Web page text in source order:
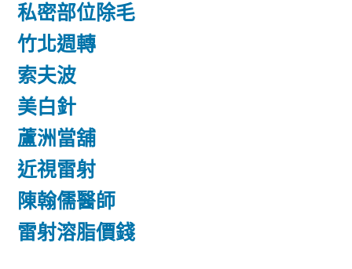
私密部位除毛
竹北週轉
索夫波
美白針
蘆洲當舖
近視雷射
陳翰儒醫師
雷射溶脂價錢